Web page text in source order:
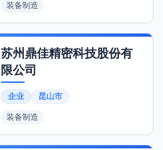
装备制造
苏州鼎佳精密科技股份有
限公司
企业 昆山市
装备制造